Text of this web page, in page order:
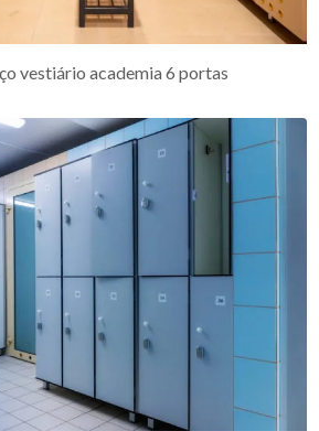
vestiário academia 6 portas